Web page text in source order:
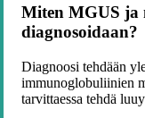
Miten MGUS ja
diagnosoidaan?
Diagnoosi tehdään
immunoglobuliinien
tarvittaessa tehdä